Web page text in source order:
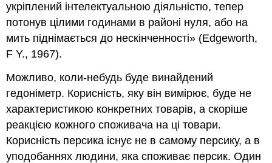
укріплений інтелектуальною діяльністю, тепер
потонув цілими годинами в районі нуля, або на
мить піднімається до нескінченності» (Edgeworth,
F Y., 1967).
Можливо, коли-небудь буде винайдений
гедоніметр. Корисність, яку він вимірює, буде не
характеристикою конкретних товарів, а скоріше
реакцією кожного споживача на ці товари.
Корисність персика існує не в самому персику, а в
уподобаннях людини, яка споживає персик. Один